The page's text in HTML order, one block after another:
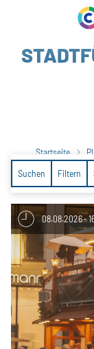
Startseite
Suchen
Filtern
08.08.2026 -